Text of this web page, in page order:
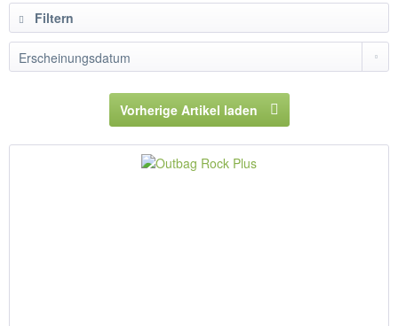
Filtern
Vorherige Artikel laden